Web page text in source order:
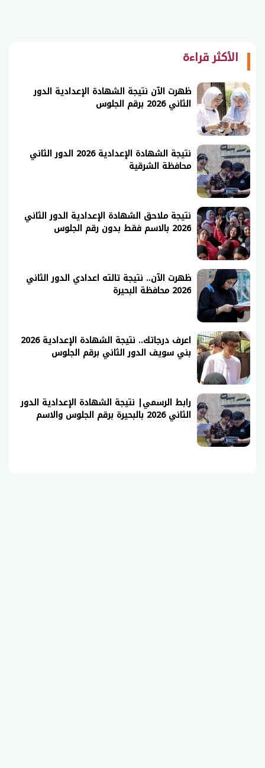
الأكثر قراءة
ظهرت الآن نتيجة الشهادة الإعدادية الدور
الثاني 2026 برقم الجلوس
نتيجة الشهادة الإعدادية 2026 الدور الثاني
محافظة الشرقية
نتيجة ملاحق الشهادة الإعدادية الدور الثاني
2026 بالاسم فقط بدون رقم الجلوس
ظهرت الآن.. نتيجة تالته اعدادي الدور الثاني
2026 محافظة البحيرة
اعرف درجاتك.. نتيجة الشهادة الإعدادية 2026
بني سويف الدور الثاني برقم الجلوس
رابط الرسمي| نتيجة الشهادة الإعدادية الدور
الثاني 2026 بالبحيرة برقم الجلوس والاسم